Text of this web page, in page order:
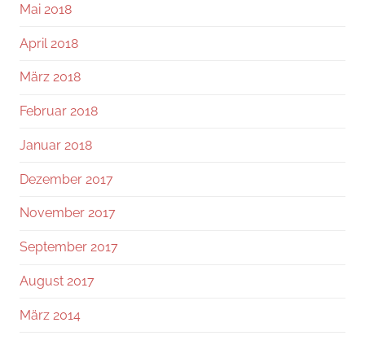
Mai 2018
April 2018
März 2018
Februar 2018
Januar 2018
Dezember 2017
November 2017
September 2017
August 2017
März 2014